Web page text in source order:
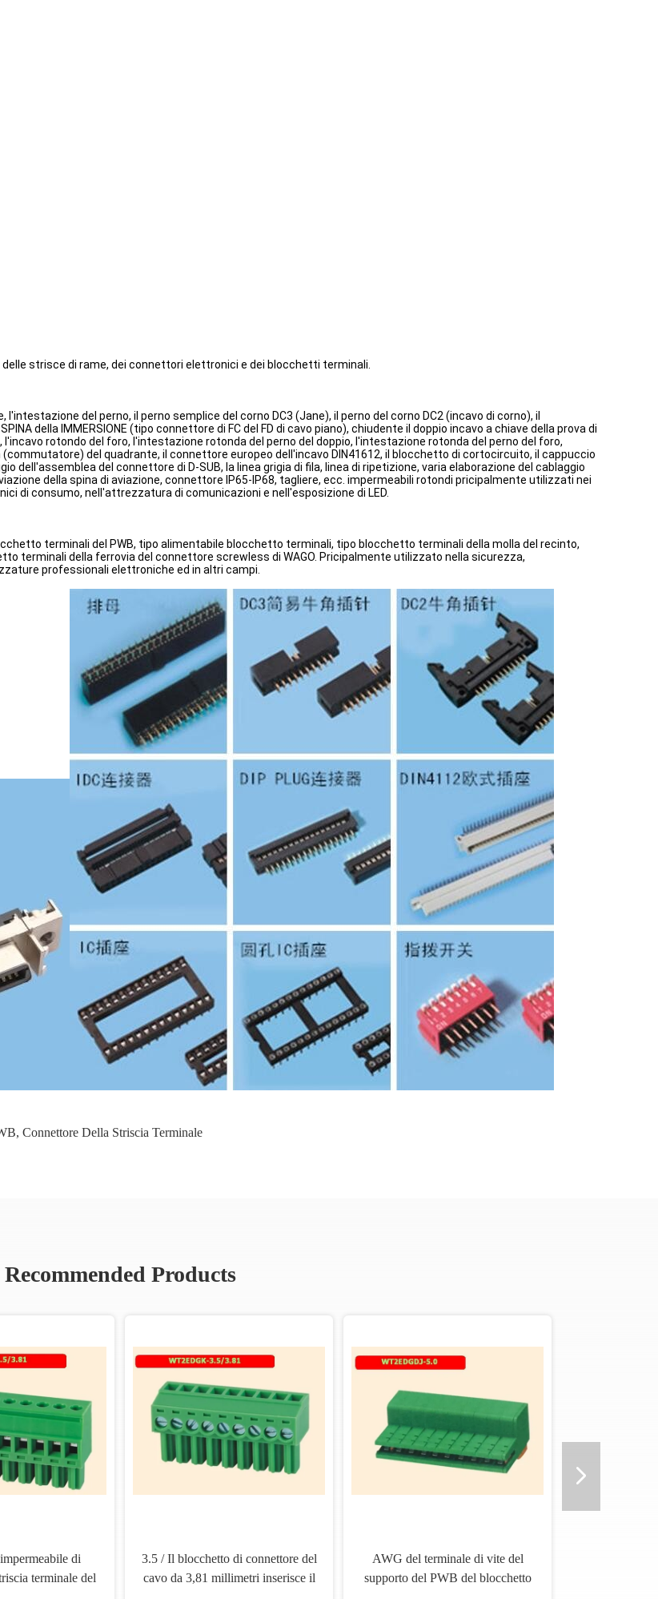
strisce di rame, dei connettori elettronici e dei blocchetti terminali.
del perno, il perno semplice del corno DC3 (Jane), il perno del corno DC2 (incavo di corno), il
della IMMERSIONE (tipo connettore di FC del FD di cavo piano), chiudente il doppio incavo a chiave della prova di
rotondo del foro, l'intestazione rotonda del perno del doppio, l'intestazione rotonda del perno del foro,
(commutatore) del quadrante, il connettore europeo dell'incavo DIN41612, il blocchetto di cortocircuito, il cappuccio
dell'assemblea del connettore di D-SUB, la linea grigia di fila, linea di ripetizione, varia elaborazione del cablaggio
della spina di aviazione, connettore IP65-IP68, tagliere, ecc. impermeabili rotondi pricipalmente utilizzati nei
di consumo, nell'attrezzatura di comunicazioni e nell'esposizione di LED.
terminali del PWB, tipo alimentabile blocchetto terminali, tipo blocchetto terminali della molla del recinto,
terminali della ferrovia del connettore screwless di WAGO. Pricipalmente utilizzato nella sicurezza,
professionali elettroniche ed in altri campi.
, Connettore Della Striscia Terminale
Recommended Products
di
terminale del
3.5 / Il blocchetto di connettore del
cavo da 3,81 millimetri inserisce il
AWG del terminale di vite del
supporto del PWB del blocchetto